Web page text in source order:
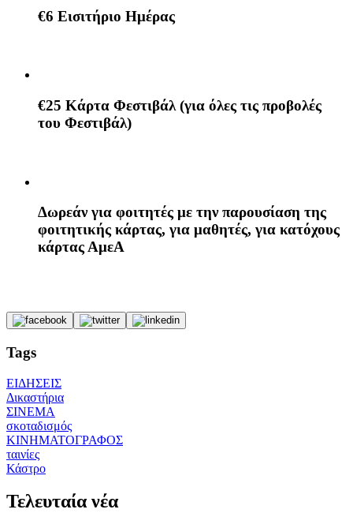
€6 Εισιτήριο Ημέρας
€25 Κάρτα Φεστιβάλ (για όλες τις προβολές
του Φεστιβάλ)
Δωρεάν για φοιτητές με την παρουσίαση της
φοιτητικής κάρτας, για μαθητές, για κατόχους
κάρτας ΑμεΑ
Tags
ΕΙΔΗΣΕΙΣ
Δικαστήρια
ΣΙΝΕΜΑ
σκοταδισμός
ΚΙΝΗΜΑΤΟΓΡΑΦΟΣ
ταινίες
Κάστρο
Τελευταία νέα